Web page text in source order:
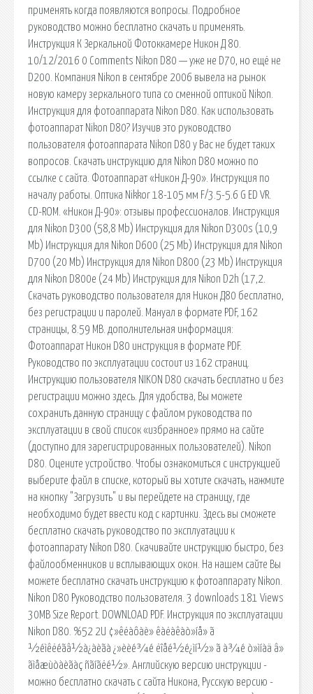
применять когда появляются вопросы. Подробное
руководство можно бесплатно скачать и применять.
Инструкция К Зеркальной Фотоккамере Никон Д 80.
10/12/2016 0 Comments Nikon D80 — уже не D70, но ещё не
D200. Компания Nikon в сентябре 2006 вывела на рынок
новую камеру зеркального типа со сменной оптикой Nikon.
Инструкция для фотоаппарата Nikon D80. Как использовать
фотоаппарат Nikon D80? Изучив это руководство
пользователя фотоаппарата Nikon D80 у Вас не будет таких
вопросов. Скачать инструкцию для Nikon D80 можно по
ссылке с сайта. Фотоаппарат «Никон Д-90». Инструкция по
началу работы. Оптика Nikkor 18-105 мм F/3.5-5.6 G ED VR.
CD-ROM. «Никон Д-90»: отзывы профессионалов. Инструкция
для Nikon D300 (58,8 Mb) Инструкция для Nikon D300s (10,9
Mb) Инструкция для Nikon D600 (25 Mb) Инструкция для Nikon
D700 (20 Mb) Инструкция для Nikon D800 (23 Mb) Инструкция
для Nikon D800e (24 Mb) Инструкция для Nikon D2h (17,2.
Скачать руководство пользователя для Никон Д80 бесплатно,
без регистрации и паролей. Мануал в формате PDF, 162
страницы, 8.59 MB. дополнительная информация:
Фотоаппарат Никон D80 инструкция в формате PDF.
Руководство по эксплуатации состоит из 162 страниц.
Инструкцию пользователя NIKON D80 скачать бесплатно и без
регистрации можно здесь. Для удобства, Вы можете
сохранить данную страницу с файлом руководства по
эксплуатации в свой список «избранное» прямо на сайте
(доступно для зарегистрированных пользователей). Nikon
D80. Оцените устройство. Чтобы ознакомиться с инструкцией
выберите файл в списке, который вы хотите скачать, нажмите
на кнопку "Загрузить" и вы перейдете на страницу, где
необходимо будет ввести код с картинки. Здесь вы сможете
бесплатно скачать руководство по эксплуатации к
фотоаппарату Nikon D80. Скачивайте инструкцию быстро, без
файлообменников и всплывающих окон. На нашем сайте Вы
можете бесплатно скачать инструкцию к фотоаппарату Nikon.
Nikon D80 Руководство пользователя. 3 downloads 181 Views
30MB Size Report. DOWNLOAD PDF. Инструкция по эксплуатации
Nikon D80. %52 2U ¢»êëàôàè» êàëàêàò»íå» ã
½éìêëéãâ½à¿àèãà ¿»èèé¾é ëîåé½é¿ìí½» ã à¾é ò»ìíàä â»
ãìåæùòàèãàç ñãíãëé½». Английскую версию инструкции -
можно бесплатно скачать с сайта Никона, Русскую версию -